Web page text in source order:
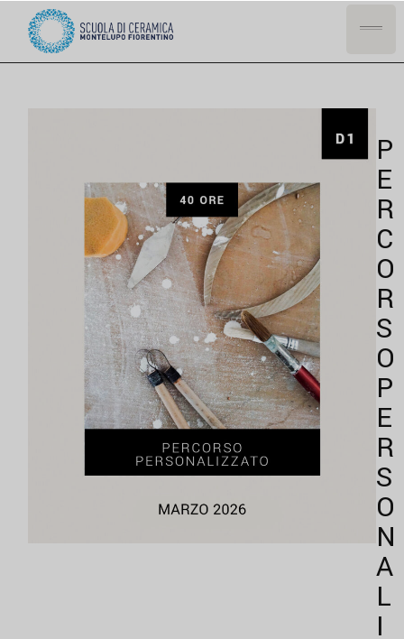
P
E
R
C
O
R
S
O
P
E
R
S
O
N
A
L
I